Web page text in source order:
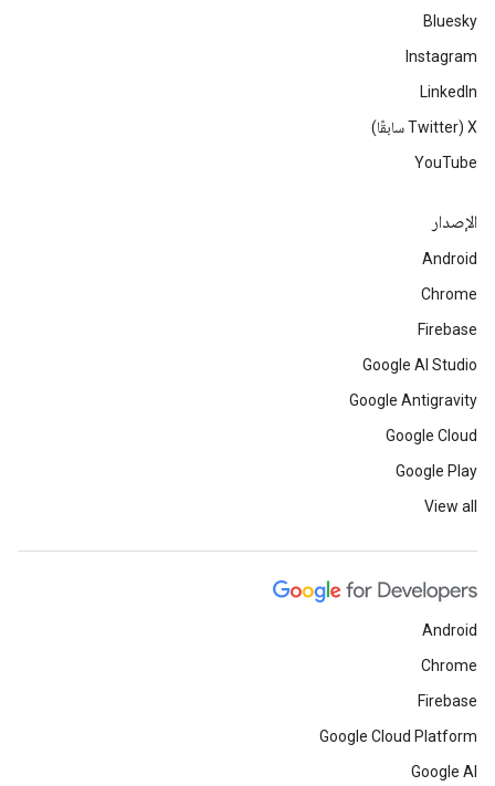
Bluesky
Instagram
LinkedIn
‫X ‏(Twitter سابقًا)
YouTube
الإصدار
Android
Chrome
Firebase
Google AI Studio
Google Antigravity
Google Cloud
Google Play
View all
Android
Chrome
Firebase
Google Cloud Platform
Google AI